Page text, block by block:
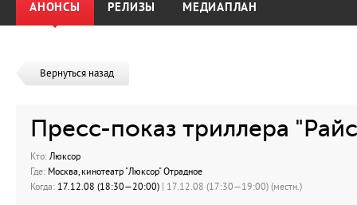
АНОНСЫ РЕЛИЗЫ МЕДИАПЛАН
Вернуться назад
Пресс-показ триллера
Кто: Люксор
Где: Москва, кинотеатр "Люксор" Отрадное
Когда: 17.12.08 (18:30—20:00) | 17.12.08 (17:30—19:00) (местн.)